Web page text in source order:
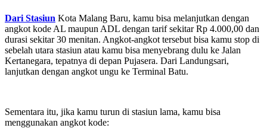
Dari Stasiun Kota Malang Baru, kamu bisa melanjutkan dengan
angkot kode AL maupun ADL dengan tarif sekitar Rp 4.000,00 dan
durasi sekitar 30 menitan. Angkot-angkot tersebut bisa kamu stop di
sebelah utara stasiun atau kamu bisa menyebrang dulu ke Jalan
Kertanegara, tepatnya di depan Pujasera. Dari Landungsari,
lanjutkan dengan angkot ungu ke Terminal Batu.
Sementara itu, jika kamu turun di stasiun lama, kamu bisa
menggunakan angkot kode: